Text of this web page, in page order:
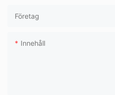
Företag
Innehåll